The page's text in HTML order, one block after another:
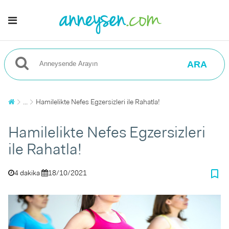
ARA
... Hamilelikte Nefes Egzersizleri ile Rahatla!
Hamilelikte Nefes Egzersizleri
ile Rahatla!
4 dakika 18/10/2021 bookmark_border